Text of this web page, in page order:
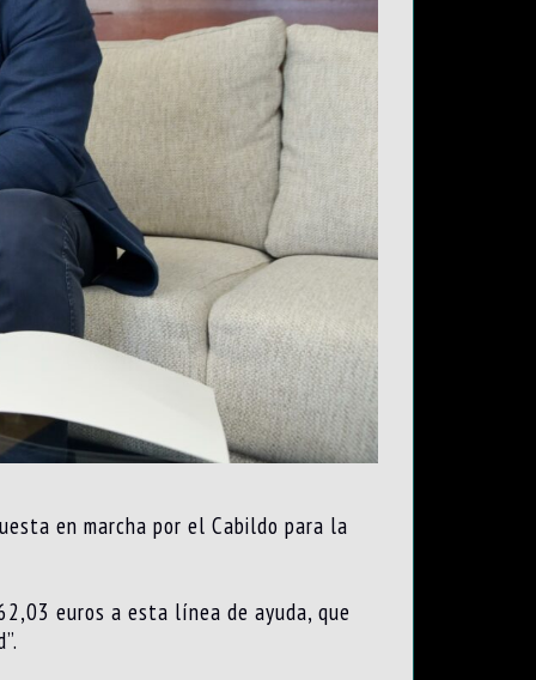
en marcha por el Cabildo para la
euros a esta línea de ayuda, que